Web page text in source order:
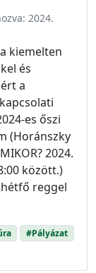
2024.
kiemelten
és
a
es őszi
(Horánszky
2024.
között.)
hétfő reggel
#Pályázat